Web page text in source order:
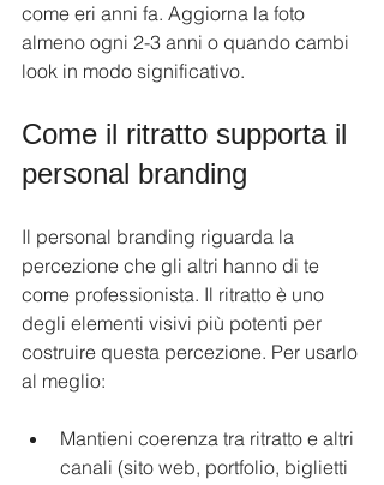
come eri anni fa. Aggiorna la foto
almeno ogni 2-3 anni o quando cambi
look in modo significativo.
Come il ritratto supporta il
personal branding
Il personal branding riguarda la
percezione che gli altri hanno di te
come professionista. Il ritratto è uno
degli elementi visivi più potenti per
costruire questa percezione. Per usarlo
al meglio:
Mantieni coerenza tra ritratto e altri
canali (sito web, portfolio, biglietti